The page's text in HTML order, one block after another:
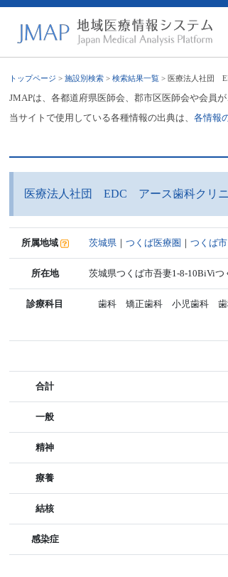
トップページ >施設別検索 >検索結果一覧 > 医療法人社団
JMAPは、各都道府県医師会、郡市区医師会や会員
当サイトで使用している各種情報の出典は、各情報
医療法人社団 EDC アース歯科クリ
所属地域 茨城県 ｜つくば医療圏 ｜つくば市
所在地 茨城県つくば市吾妻1-8-10BiViつ
診療科目 歯科 矯正歯科 小児歯科 歯
合計
一般
精神
療養
結核
感染症